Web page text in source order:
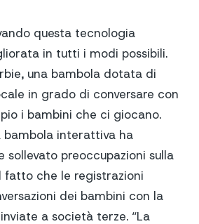
questa tecnologia
in tutti i modi possibili.
una bambola dotata di
in grado di conversare con
i bambini che ci giocano.
bambola interattiva ha
sollevato preoccupazioni sulla
fatto che le registrazioni
dei bambini con la
a società terze. “La